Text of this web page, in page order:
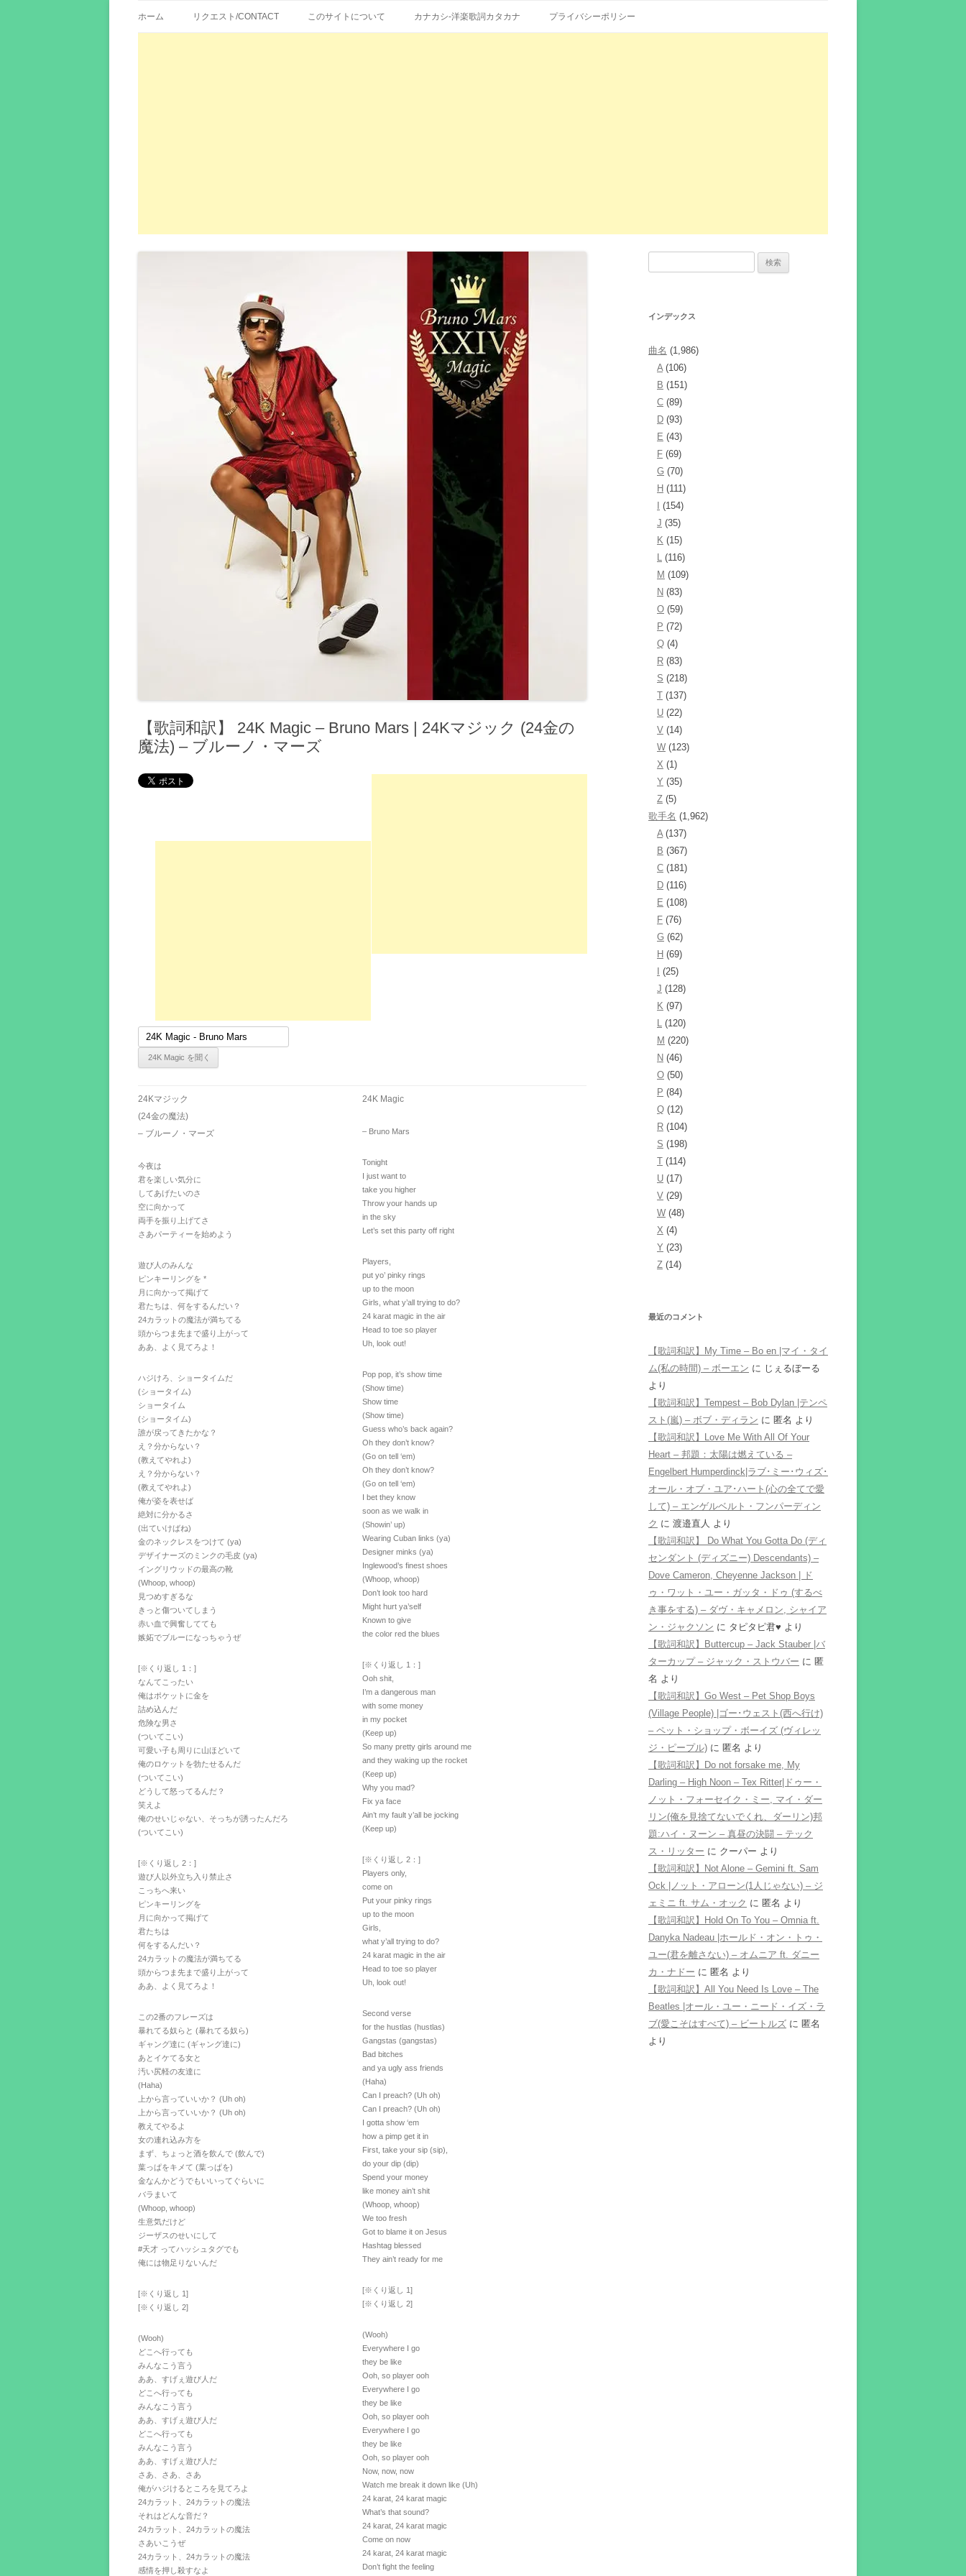
エイカシ | 洋楽歌詞の和訳、英語の意味、読み方
ン
ン
ホーム リクエスト/CONTACT このサイトについて カナカシ-洋楽歌詞カタカナ プライバシーポリシー
【歌詞和訳】 24K Magic – Bruno Mars | 24Kマジック (24金の
魔法) – ブルーノ・マーズ
24Kマジック
(24金の魔法)
– ブルーノ・マーズ
今夜は
君を楽しい気分に
してあげたいのさ
空に向かって
両手を振り上げてさ
さあパーティーを始めよう
遊び人のみんな
ピンキーリングを *
月に向かって掲げて
君たちは、何をするんだい？
24カラットの魔法が満ちてる
頭からつま先まで盛り上がって
ああ、よく見てろよ！
ハジけろ、ショータイムだ
(ショータイム)
ショータイム
(ショータイム)
誰が戻ってきたかな？
え？分からない？
(教えてやれよ)
え？分からない？
(教えてやれよ)
俺が姿を表せば
絶対に分かるさ
(出ていけばね)
金のネックレスをつけて (ya)
デザイナーズのミンクの毛皮 (ya)
イングリウッドの最高の靴
(Whoop, whoop)
見つめすぎるな
きっと傷ついてしまう
赤い血で興奮してても
嫉妬でブルーになっちゃうぜ
[※くり返し 1：]
なんてこったい
俺はポケットに金を
詰め込んだ
危険な男さ
(ついてこい)
可愛い子も周りに山ほどいて
俺のロケットを勃たせるんだ
(ついてこい)
どうして怒ってるんだ？
笑えよ
俺のせいじゃない、そっちが誘ったんだろ
(ついてこい)
[※くり返し 2：]
遊び人以外立ち入り禁止さ
こっちへ来い
ピンキーリングを
月に向かって掲げて
君たちは
何をするんだい？
24カラットの魔法が満ちてる
頭からつま先まで盛り上がって
ああ、よく見てろよ！
この2番のフレーズは
暴れてる奴らと (暴れてる奴ら)
ギャング達に (ギャング達に)
あとイケてる女と
汚い尻軽の友達に
(Haha)
上から言っていいか？ (Uh oh)
上から言っていいか？ (Uh oh)
教えてやるよ
女の連れ込み方を
まず、ちょっと酒を飲んで (飲んで)
葉っぱをキメて (葉っぱを)
金なんかどうでもいいってぐらいに
バラまいて
(Whoop, whoop)
生意気だけど
ジーザスのせいにして
#天才 ってハッシュタグでも
俺には物足りないんだ
[※くり返し 1]
[※くり返し 2]
(Wooh)
どこへ行っても
みんなこう言う
ああ、すげぇ遊び人だ
どこへ行っても
みんなこう言う
ああ、すげぇ遊び人だ
どこへ行っても
みんなこう言う
ああ、すげぇ遊び人だ
さあ、さあ、さあ
俺がハジけるところを見てろよ
24カラット、24カラットの魔法
それはどんな音だ？
24カラット、24カラットの魔法
さあいこうぜ
24カラット、24カラットの魔法
感情を押し殺すなよ
24K Magic
– Bruno Mars
Tonight
I just want to
take you higher
Throw your hands up
in the sky
Let’s set this party off right
Players,
put yo’ pinky rings
up to the moon
Girls, what y’all trying to do?
24 karat magic in the air
Head to toe so player
Uh, look out!
Pop pop, it’s show time
(Show time)
Show time
(Show time)
Guess who’s back again?
Oh they don’t know?
(Go on tell ‘em)
Oh they don’t know?
(Go on tell ‘em)
I bet they know
soon as we walk in
(Showin’ up)
Wearing Cuban links (ya)
Designer minks (ya)
Inglewood’s finest shoes
(Whoop, whoop)
Don’t look too hard
Might hurt ya’self
Known to give
the color red the blues
[※くり返し 1：]
Ooh shit,
I’m a dangerous man
with some money
in my pocket
(Keep up)
So many pretty girls around me
and they waking up the rocket
(Keep up)
Why you mad?
Fix ya face
Ain’t my fault y’all be jocking
(Keep up)
[※くり返し 2：]
Players only,
come on
Put your pinky rings
up to the moon
Girls,
what y’all trying to do?
24 karat magic in the air
Head to toe so player
Uh, look out!
Second verse
for the hustlas (hustlas)
Gangstas (gangstas)
Bad bitches
and ya ugly ass friends
(Haha)
Can I preach? (Uh oh)
Can I preach? (Uh oh)
I gotta show ‘em
how a pimp get it in
First, take your sip (sip),
do your dip (dip)
Spend your money
like money ain’t shit
(Whoop, whoop)
We too fresh
Got to blame it on Jesus
Hashtag blessed
They ain’t ready for me
[※くり返し 1]
[※くり返し 2]
(Wooh)
Everywhere I go
they be like
Ooh, so player ooh
Everywhere I go
they be like
Ooh, so player ooh
Everywhere I go
they be like
Ooh, so player ooh
Now, now, now
Watch me break it down like (Uh)
24 karat, 24 karat magic
What’s that sound?
24 karat, 24 karat magic
Come on now
24 karat, 24 karat magic
Don’t fight the feeling
インデックス
曲名 (1,986)
A(106)
B (151)
C (89)
D (93)
E (43)
F (69)
G (70)
H (111)
(154)
J (35)
K (15)
L (116)
M (109)
N (83)
O (59)
P (72)
Q (4)
R (83)
S (218)
T (137)
U (22)
V (14)
W (123)
X (1)
Y (35)
Z (5)
歌手名 (1,962)
A(137)
B (367)
C (181)
D (116)
E (108)
F (76)
G (62)
H (69)
(25)
J (128)
K (97)
L (120)
M (220)
N (46)
O (50)
P (84)
Q (12)
R (104)
S (198)
T (114)
U (17)
V (29)
W (48)
X (4)
Y (23)
Z (14)
最近のコメント
【歌詞和訳】My Time – Bo en |マイ・タイ
ム(私の時間) – ボーエン に じぇるぼーる
より
【歌詞和訳】Tempest – Bob Dylan |テンペ
スト(嵐) – ボブ・ディラン に 匿名 より
【歌詞和訳】Love Me With All Of Your
Heart – 邦題：太陽は燃えている –
Engelbert Humperdinck|ラブ･ミー･ウィズ･
オール・オブ・ユア･ハート(心の全てで愛
して) – エンゲルベルト・フンパーディン
ク に 渡邉直人 より
【歌詞和訳】 Do What You Gotta Do (ディ
センダント (ディズニー) Descendants) –
Dove Cameron, Cheyenne Jackson | ド
ゥ・ワット・ユー・ガッタ・ドゥ (するべ
き事をする) – ダヴ・キャメロン, シャイア
ン・ジャクソン に タピタピ君♥️ より
【歌詞和訳】Buttercup – Jack Stauber |バ
ターカップ – ジャック・ストウバー に 匿
名 より
【歌詞和訳】Go West – Pet Shop Boys
(Village People) |ゴー･ウェスト(西へ行け)
– ペット・ショップ・ボーイズ (ヴィレッ
ジ・ピープル) に 匿名 より
【歌詞和訳】Do not forsake me, My
Darling – High Noon – Tex Ritter|ドゥー・
ノット・フォーセイク・ミー, マイ・ダー
リン(俺を見捨てないでくれ、ダーリン)邦
題:ハイ・ヌーン – 真昼の決闘 – テック
ス・リッター に クーパー より
【歌詞和訳】Not Alone – Gemini ft. Sam
Ock |ノット・アローン(1人じゃない) – ジ
ェミニ ft. サム・オック に 匿名 より
【歌詞和訳】Hold On To You – Omnia ft.
Danyka Nadeau |ホールド・オン・トゥ・
ユー(君を離さない) – オムニア ft. ダニー
カ・ナドー に 匿名 より
【歌詞和訳】All You Need Is Love – The
Beatles |オール・ユー・ニード・イズ・ラ
ブ(愛こそはすべて) – ビートルズ に 匿名
より